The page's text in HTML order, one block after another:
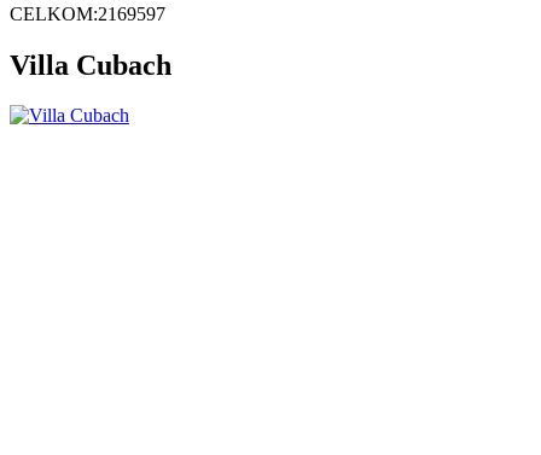
CELKOM:2169597
Villa Cubach